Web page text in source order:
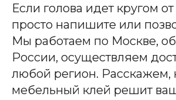
Если голова идет кругом
просто напишите или
Мы работаем по Москве,
России, осуществляем
любой регион. Расскажем,
мебельный клей решит